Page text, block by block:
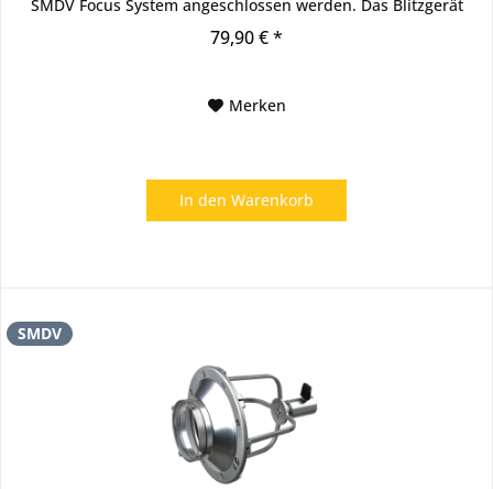
SMDV Focus System angeschlossen werden. Das Blitzgerät
79,90 € *
Merken
In den Warenkorb
SMDV